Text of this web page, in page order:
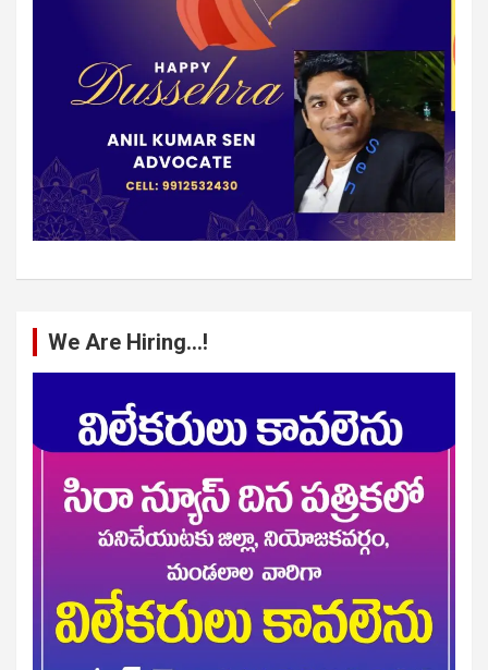
We Are Hiring…!